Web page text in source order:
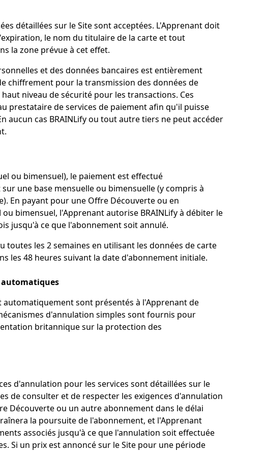
détaillées sur le Site sont acceptées. L'Apprenant doit
le nom du titulaire de la carte et tout
la zone prévue à cet effet.
et des données bancaires est entièrement
chiffrement pour la transmission des données de
niveau de sécurité pour les transactions. Ces
prestataire de services de paiement afin qu'il puisse
aucun cas BRAINLify ou tout autre tiers ne peut accéder
ou bimensuel), le paiement est effectué
une base mensuelle ou bimensuelle (y compris à
En payant pour une Offre Découverte ou en
bimensuel, l'Apprenant autorise BRAINLify à débiter le
jusqu'à ce que l'abonnement soit annulé.
toutes les 2 semaines en utilisant les données de carte
les 48 heures suivant la date d'abonnement initiale.
automatiques
automatiquement sont présentés à l'Apprenant de
d'annulation simples sont fournis pour
britannique sur la protection des
d'annulation pour les services sont détaillées sur le
de consulter et de respecter les exigences d'annulation
Découverte ou un autre abonnement dans le délai
la poursuite de l'abonnement, et l'Apprenant
associés jusqu'à ce que l'annulation soit effectuée
Si un prix est annoncé sur le Site pour une période